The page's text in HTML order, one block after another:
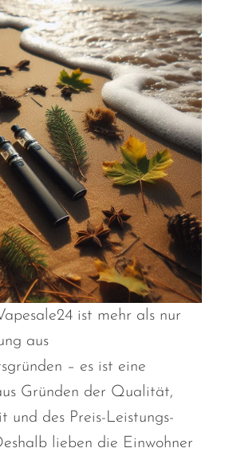
ist mehr als nur
aus
– es ist eine
Gründen der Qualität,
und des Preis-Leistungs-
lieben die Einwohner